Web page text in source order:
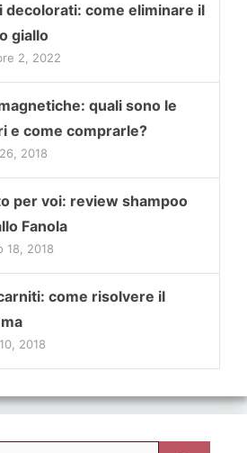
decolorati: come eliminare il
giallo
2, 2022
quali sono le
e come comprarle?
2018
per voi: review shampoo
Fanola
18, 2018
come risolvere il
2018